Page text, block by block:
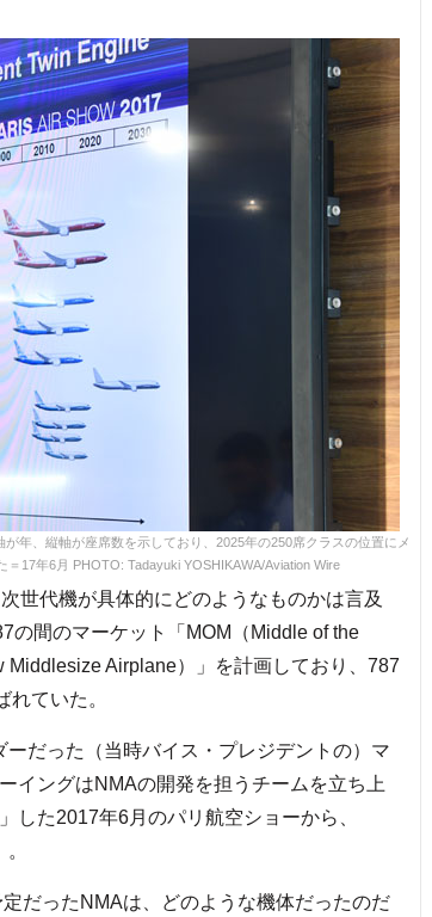
年、縦軸が座席数を示しており、2025年の250席クラスの位置にメ
17年6月 PHOTO: Tadayuki YOSHIKAWA/Aviation Wire
世代機が具体的にどのようなものかは言及
の間のマーケット「MOM（Middle of the
Airplane）」を計画しており、787
ていた。
だった（当時バイス・プレジデントの）マ
イングはNMAの開発を担うチームを立ち上
した2017年6月のパリ航空ショーから、
。
だったNMAは、どのような機体だったのだ